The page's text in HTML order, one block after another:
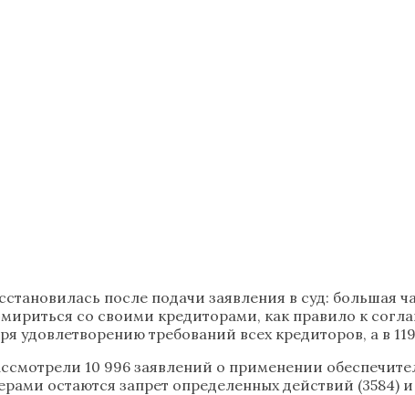
после подачи заявления в суд: большая
со своими кредиторами, как правило к
удовлетворению требований всех кредиторов, а в
10 996 заявлений о применении
остаются запрет определенных действий (3584)